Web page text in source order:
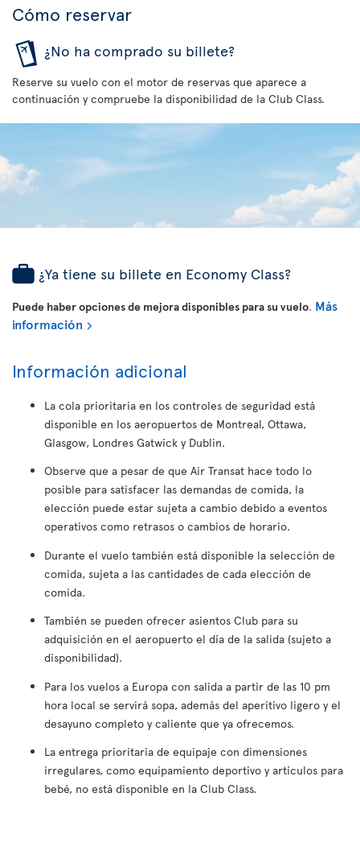
Cómo reservar
¿No ha comprado su billete?
Reserve su vuelo con el motor de reservas que aparece a
continuación y compruebe la disponibilidad de la Club Class.
¿Ya tiene su billete en Economy Class?
Puede haber opciones de mejora disponibles para su vuelo. Más
información
Información adicional
La cola prioritaria en los controles de seguridad está
disponible en los aeropuertos de Montreal, Ottawa,
Glasgow, Londres Gatwick y Dublin.
Observe que a pesar de que Air Transat hace todo lo
posible para satisfacer las demandas de comida, la
elección puede estar sujeta a cambio debido a eventos
operativos como retrasos o cambios de horario.
Durante el vuelo también está disponible la selección de
comida, sujeta a las cantidades de cada elección de
comida.
También se pueden ofrecer asientos Club para su
adquisición en el aeropuerto el día de la salida (sujeto a
disponibilidad).
Para los vuelos a Europa con salida a partir de las 10 pm
hora local se servirá sopa, además del aperitivo ligero y el
desayuno completo y caliente que ya ofrecemos.
La entrega prioritaria de equipaje con dimensiones
irregulares, como equipamiento deportivo y artículos para
bebé, no está disponible en la Club Class.